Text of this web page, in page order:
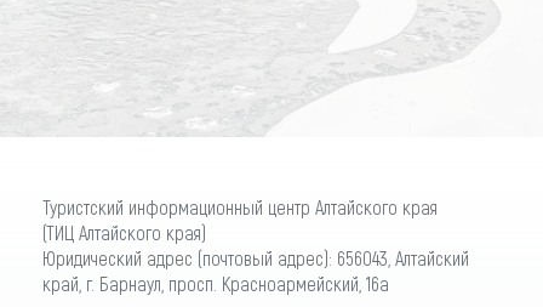
ПОДПИСАТЬСЯ
Туристский информационный центр Алтайского края
(ТИЦ Алтайского края)
Юридический адрес (почтовый адрес): 656043, Алтайский
край, г. Барнаул, просп. Красноармейский, 16а